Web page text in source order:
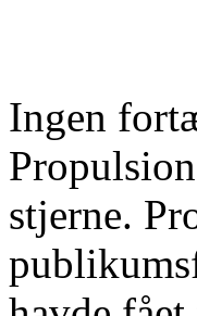
Ingen
stjerne.